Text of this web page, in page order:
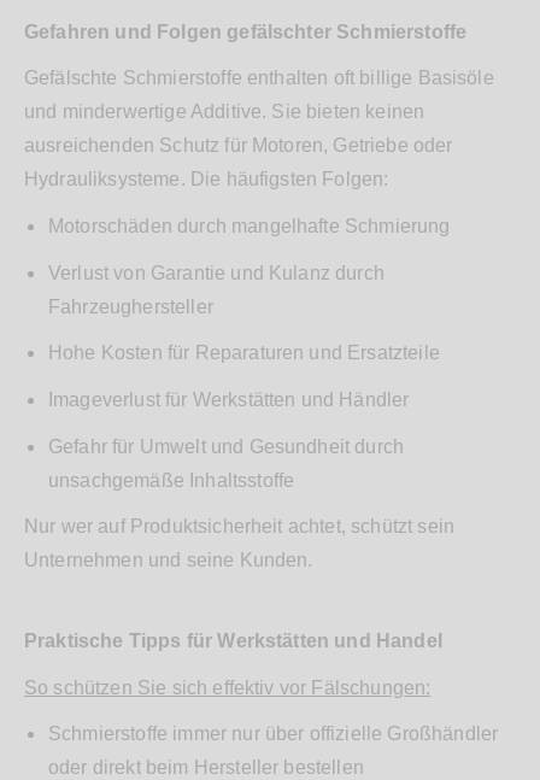
Gefahren und Folgen gefälschter Schmierstoffe
Gefälschte Schmierstoffe enthalten oft billige Basisöle
und minderwertige Additive. Sie bieten keinen
ausreichenden Schutz für Motoren, Getriebe oder
Hydrauliksysteme. Die häufigsten Folgen:
Motorschäden durch mangelhafte Schmierung
Verlust von Garantie und Kulanz durch
Fahrzeughersteller
Hohe Kosten für Reparaturen und Ersatzteile
Imageverlust für Werkstätten und Händler
Gefahr für Umwelt und Gesundheit durch
unsachgemäße Inhaltsstoffe
Nur wer auf Produktsicherheit achtet, schützt sein
Unternehmen und seine Kunden.
Praktische Tipps für Werkstätten und Handel
So schützen Sie sich effektiv vor Fälschungen:
Schmierstoffe immer nur über offizielle Großhändler
oder direkt beim Hersteller bestellen